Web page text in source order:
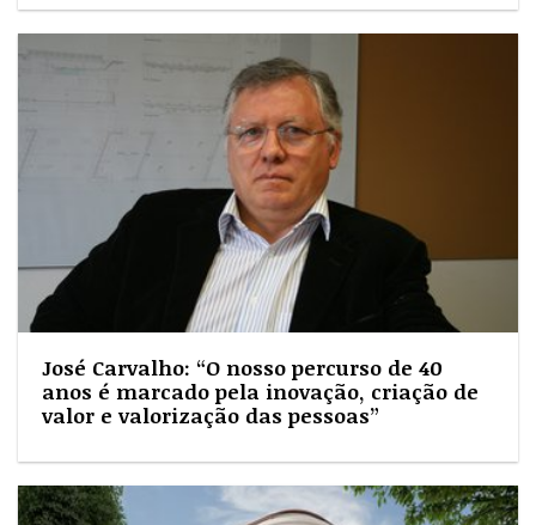
José Carvalho: “O nosso percurso de 40
anos é marcado pela inovação, criação de
valor e valorização das pessoas”